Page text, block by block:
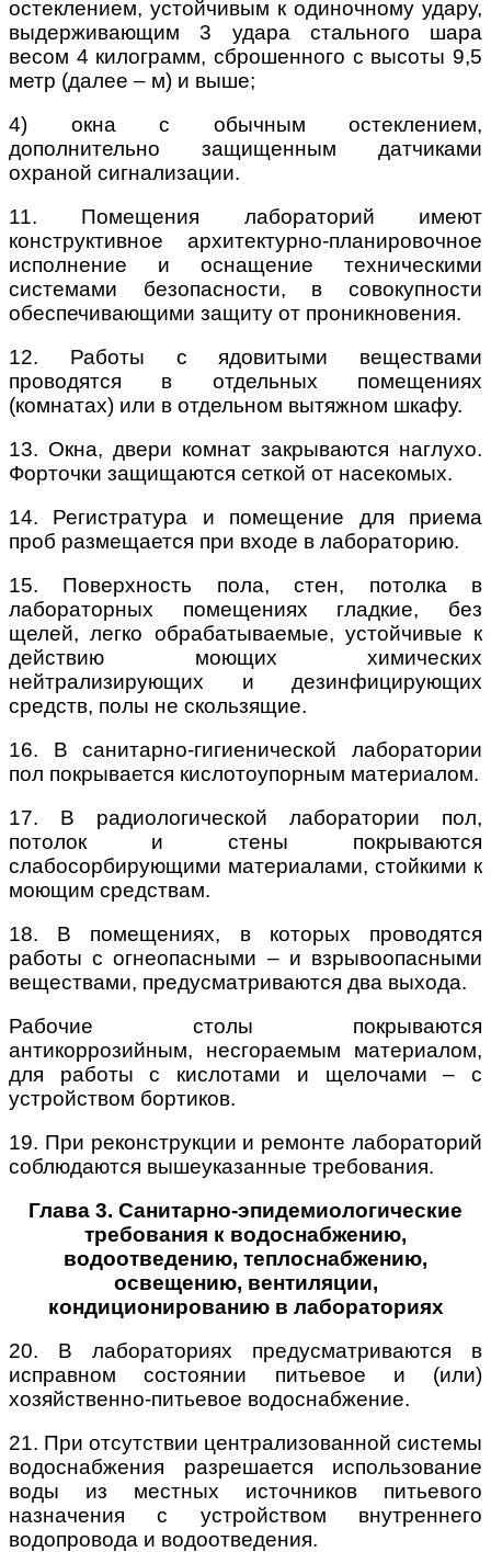
остеклением, устойчивым к одиночному удару,
выдерживающим 3 удара стального шара
весом 4 килограмм, сброшенного с высоты 9,5
метр (далее – м) и выше;
4) окна с обычным остеклением,
дополнительно защищенным датчиками
охраной сигнализации.
11. Помещения лабораторий имеют
конструктивное архитектурно-планировочное
исполнение и оснащение техническими
системами безопасности, в совокупности
обеспечивающими защиту от проникновения.
12. Работы с ядовитыми веществами
проводятся в отдельных помещениях
(комнатах) или в отдельном вытяжном шкафу.
13. Окна, двери комнат закрываются наглухо.
Форточки защищаются сеткой от насекомых.
14. Регистратура и помещение для приема
проб размещается при входе в лабораторию.
15. Поверхность пола, стен, потолка в
лабораторных помещениях гладкие, без
щелей, легко обрабатываемые, устойчивые к
действию моющих химических
нейтрализирующих и дезинфицирующих
средств, полы не скользящие.
16. В санитарно-гигиенической лаборатории
пол покрывается кислотоупорным материалом.
17. В радиологической лаборатории пол,
потолок и стены покрываются
слабосорбирующими материалами, стойкими к
моющим средствам.
18. В помещениях, в которых проводятся
работы с огнеопасными – и взрывоопасными
веществами, предусматриваются два выхода.
Рабочие столы покрываются
антикоррозийным, несгораемым материалом,
для работы с кислотами и щелочами – с
устройством бортиков.
19. При реконструкции и ремонте лабораторий
соблюдаются вышеуказанные требования.
Глава 3. Санитарно-эпидемиологические
требования к водоснабжению,
водоотведению, теплоснабжению,
освещению, вентиляции,
кондиционированию в лабораториях
20. В лабораториях предусматриваются в
исправном состоянии питьевое и (или)
хозяйственно-питьевое водоснабжение.
21. При отсутствии централизованной системы
водоснабжения разрешается использование
воды из местных источников питьевого
назначения с устройством внутреннего
водопровода и водоотведения.